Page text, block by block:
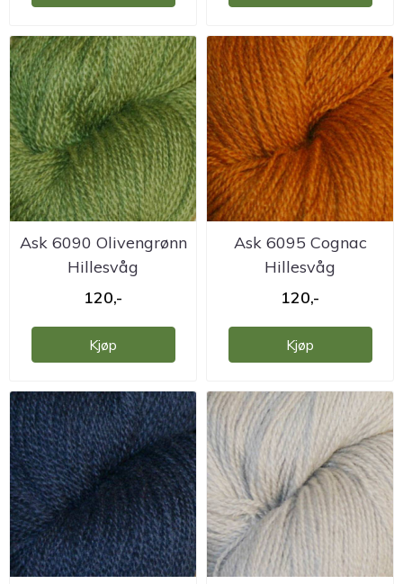
Ask 6090 Olivengrønn
Hillesvåg
ullvarefabrikk
120,-
Kjøp
Ask 6095 Cognac
Hillesvåg
ullvarefabrikk
120,-
Kjøp